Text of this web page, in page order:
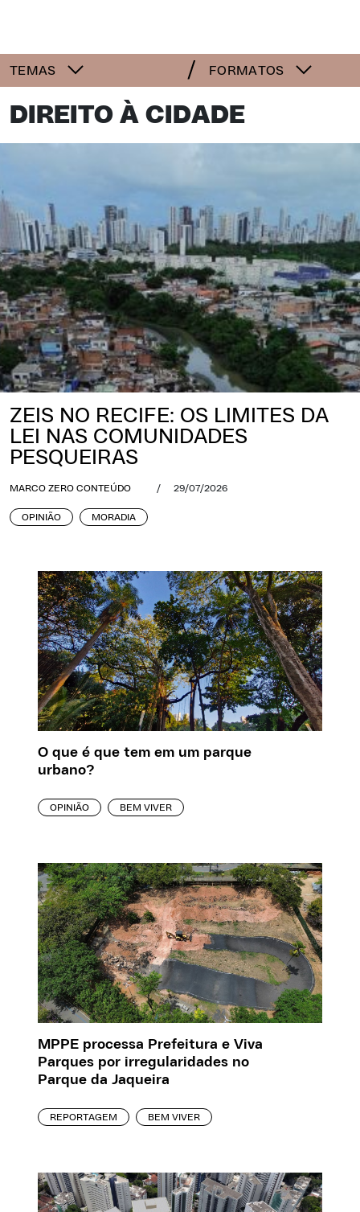
TEMAS FORMATOS
DIREITO À CIDADE
ZEIS NO RECIFE: OS LIMITES DA
LEI NAS COMUNIDADES
PESQUEIRAS
MARCO ZERO CONTEÚDO / 29/07/2026
OPINIÃO MORADIA
O que é que tem em um parque
urbano?
OPINIÃO BEM VIVER
MPPE processa Prefeitura e Viva
Parques por irregularidades no
Parque da Jaqueira
REPORTAGEM BEM VIVER